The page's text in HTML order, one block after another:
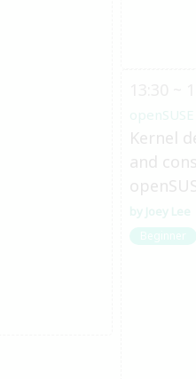
openSUSE
Kernel
and
Joey Lee
Beginner